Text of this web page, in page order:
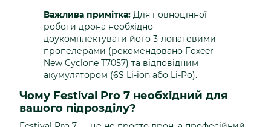
Важлива примітка: Для повноцінної
роботи дрона необхідно
доукомплектувати його 3-лопатевими
пропелерами (рекомендовано Foxeer
New Cyclone T7057) та відповідним
акумулятором (6S Li-ion або Li-Po).
Чому Festival Pro 7 необхідний для
вашого підрозділу?